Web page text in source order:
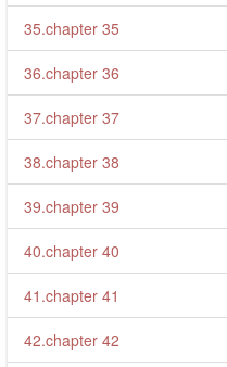
35.chapter 35
36.chapter 36
37.chapter 37
38.chapter 38
39.chapter 39
40.chapter 40
41.chapter 41
42.chapter 42